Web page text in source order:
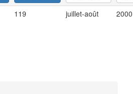
119 juillet-août 2000